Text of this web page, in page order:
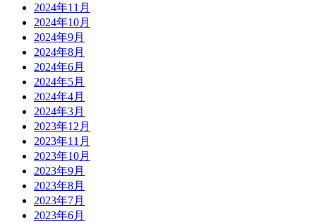
2024年11月
2024年10月
2024年9月
2024年8月
2024年6月
2024年5月
2024年4月
2024年3月
2023年12月
2023年11月
2023年10月
2023年9月
2023年8月
2023年7月
2023年6月